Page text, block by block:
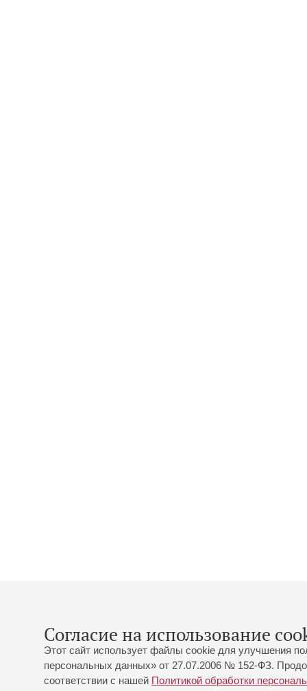
Согласие на использование
Этот сайт использует файлы cookie для улучшения
персональных данных» от 27.07.2006 № 152-ФЗ.
соответствии с нашей Политикой обработки